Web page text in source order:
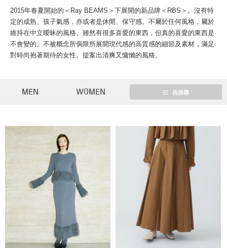
2015年春夏開始的＜Ray BEAMS＞下展開的新品牌＜RBS＞。沒有特
定的成熟、孩子氣感，亦或者是休閒、保守感。不屬於任何風格，屬於
維持在中立曖昧的風格。雖然有很多喜愛的東西，但真的喜愛的東西是
不會變的。不被概念所侷限所展開現代感的高質感的細節及素材，滿足
對時尚抱著期待的女性。提案出清爽又慵懶的風格。
MEN WOMEN 再搜尋